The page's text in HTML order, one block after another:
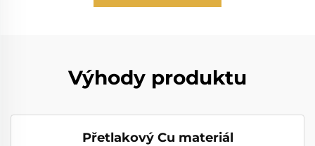
Výhody produktu
Přetlakový Cu materiál